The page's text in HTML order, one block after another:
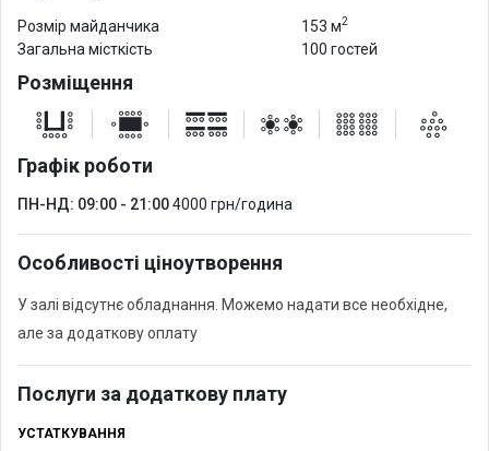
Розмір майданчика 153 м2
Загальна місткість 100 гостей
Розміщення
Графік роботи
ПН-НД: 09:00 - 21:004000 грн/година
Особливості ціноутворення
У залі відсутнє обладнання. Можемо надати все необхідне,
але за додаткову оплату
Послуги за додаткову плату
УСТАТКУВАННЯ